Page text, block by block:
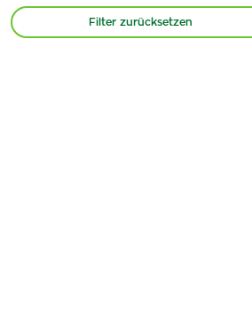
Filter zurücksetzen